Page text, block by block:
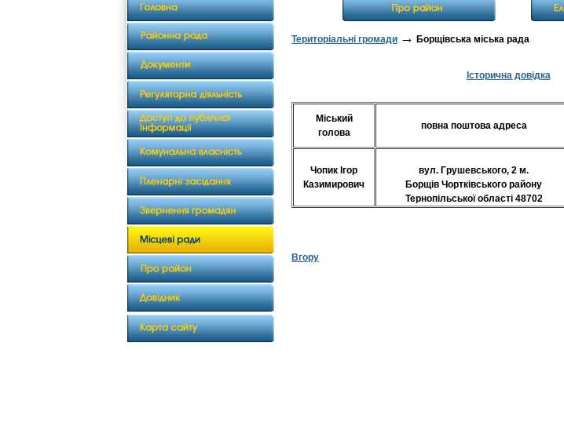
Територіальні громади → Борщівська міська рада
Історична довідка
Міський
голова
повна поштова адреса
Чопик Ігор
Казимирович
вул. Грушевського, 2 м.
Борщів Чортківського району
Тернопільської області 48702
Вгору